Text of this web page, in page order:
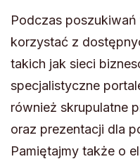
Podczas
korzystać z
takich jak sieci
specjalistyczne
również skrupulatne
oraz prezentacji dla
Pamiętajmy także o